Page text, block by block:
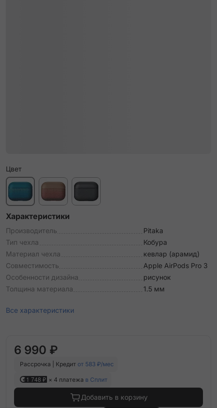
Цвет
Характеристики
Производитель
Pitaka
Тип чехла
Кобура
Материал чехла
кевлар (арамид)
Совместимость
Apple AirPods Pro 3
Особенности дизайна
рисунок
Толщина материала
1.5 мм
Все характеристики
6 990 ₽
Рассрочка | Кредит от 583 ₽/мес
1 748 ₽ × 4 платежа в Сплит
Добавить в корзину